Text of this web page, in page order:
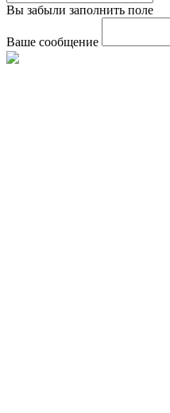
Вы забыли заполнить поле
Ваше сообщение